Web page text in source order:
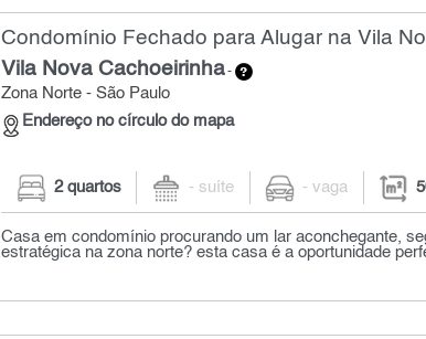
Condomínio Fechado para Alugar na Vila
Vila Nova Cachoeirinha-
Zona Norte - São Paulo
Endereço no círculo do mapa
2 quartos - suíte - vaga
Casa em condomínio procurando um lar aconchegante,
estratégica na zona norte? esta casa é a oportunidade